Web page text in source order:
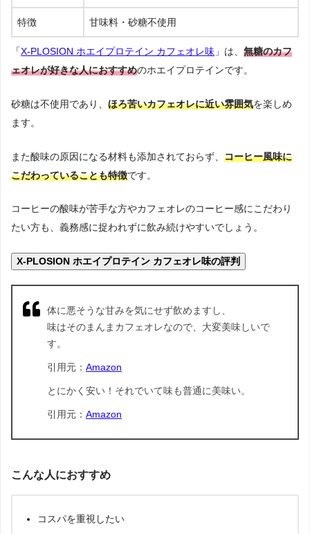
特徴 甘味料・砂糖不使用
「X-PLOSION ホエイプロテイン カフェオレ味 」は、 無糖のカフ
ェオレが好きな人におすすめのホエイプロテインです。
砂糖は不使用であり、 ほろ苦いカフェオレに近い雰囲気を楽しめ
ます。
また酸味の原因になる材料も添加されておらず、 コーヒー風味に
こだわっていることも特徴です。
コーヒーの酸味が苦手な方やカフェオレのコーヒー感にこだわり
たい方も、義務感に捉われずに飲み続けやすいでしょう。
X-PLOSION ホエイプロテイン カフェオレ味の評判
体に悪そうな甘みを気にせず飲めますし、
味はそのまんまカフェオレなので、大変美味しいで
す。
引用元： Amazon
とにかく安い！それでいて味も普通に美味い。
引用元： Amazon
こんな人におすすめ
コスパを重視したい